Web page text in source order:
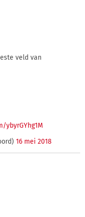
veld van
ybyrGYhg1M
16 mei 2018